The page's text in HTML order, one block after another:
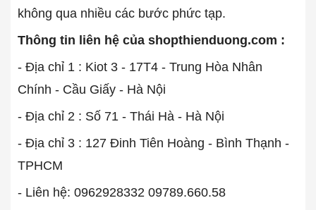
không qua nhiều các bước phức tạp.
Thông tin liên hệ của shopthienduong.com :
- Địa chỉ 1 : Kiot 3 - 17T4 - Trung Hòa Nhân
Chính - Cầu Giấy - Hà Nội
- Địa chỉ 2 : Số 71 - Thái Hà - Hà Nội
- Địa chỉ 3 : 127 Đinh Tiên Hoàng - Bình Thạnh -
TPHCM
- Liên hệ: 0962928332 09789.660.58